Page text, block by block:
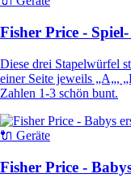
Fisher Price -
Diese drei Stapelwürfel
einer Seite jeweils „A„,
Zahlen 1-3 schön bunt.
🔌 Geräte
Fisher Price -